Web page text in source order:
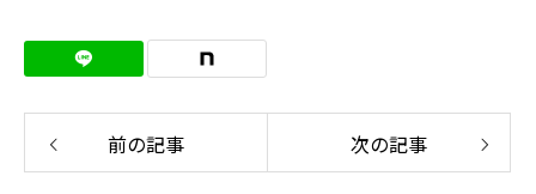
前の記事 次の記事